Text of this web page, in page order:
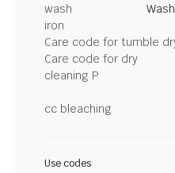
wash
iron
Care code for tumble
Care code for dry
cleaning P
cc bleaching
Use codes